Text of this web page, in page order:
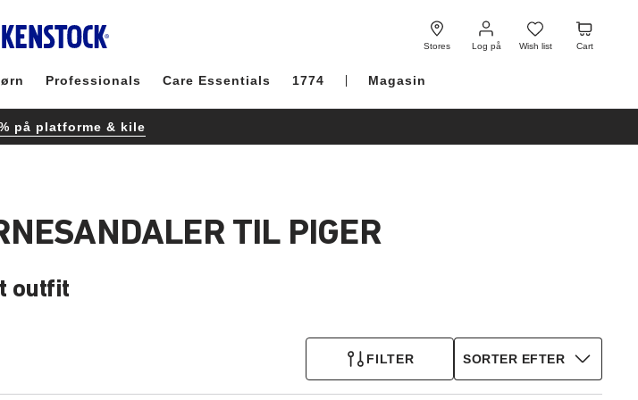
Stores Log på
Log
på
Wish list
Wish
list
Cart
Cart
Professionals Care Essentials 1774 Magasin
på platforme & kile
TIL PIGER
outfit
FILTER SORTER EFTER